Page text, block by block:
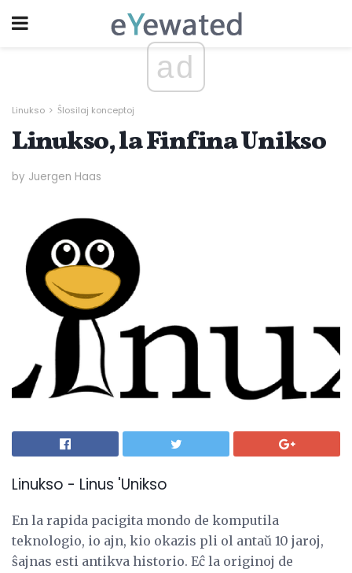
ad
Linukso Ŝlosilaj konceptoj
Linukso, la Finfina Unikso
by Juergen Haas
Linukso - Linus 'Unikso
En la rapida pacigita mondo de komputila
teknologio, io ajn, kio okazis pli ol antaŭ 10 jaroj,
ŝajnas esti antikva historio. Eĉ la originoj de